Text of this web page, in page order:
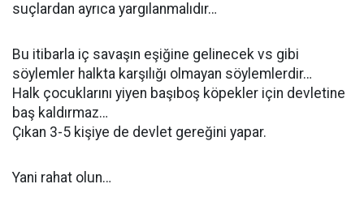
suçlardan ayrıca yargılanmalıdır…
Bu itibarla iç savaşın eşiğine gelinecek vs gibi
söylemler halkta karşılığı olmayan söylemlerdir…
Halk çocuklarını yiyen başıboş köpekler için devletine
baş kaldırmaz…
Çıkan 3-5 kişiye de devlet gereğini yapar.
Yani rahat olun…